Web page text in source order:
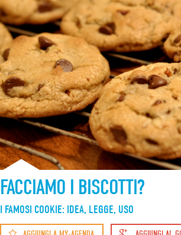
ACCEDI
Email *
FACCIAMO I BISCOTTI?
I FAMOSI COOKIE: IDEA, LEGGE, USO